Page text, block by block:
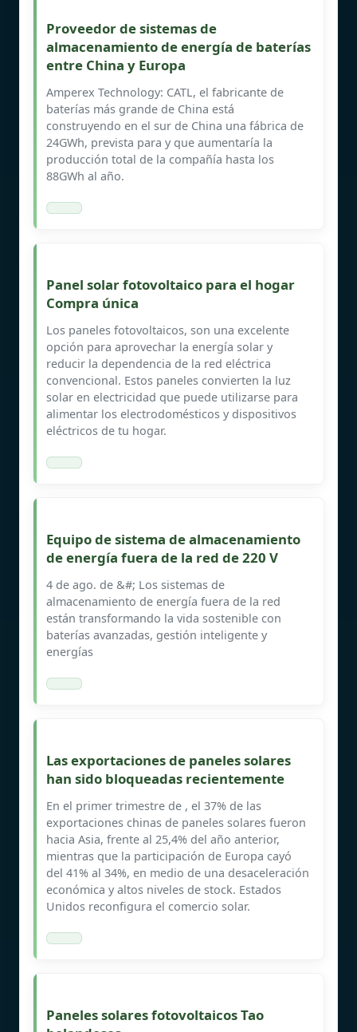
Proveedor de sistemas de
almacenamiento de energía de baterías
entre China y Europa
Amperex Technology: CATL, el fabricante de
baterías más grande de China está
construyendo en el sur de China una fábrica de
24GWh, prevista para y que aumentaría la
producción total de la compañía hasta los
88GWh al año.
Panel solar fotovoltaico para el hogar
Compra única
Los paneles fotovoltaicos, son una excelente
opción para aprovechar la energía solar y
reducir la dependencia de la red eléctrica
convencional. Estos paneles convierten la luz
solar en electricidad que puede utilizarse para
alimentar los electrodomésticos y dispositivos
eléctricos de tu hogar.
Equipo de sistema de almacenamiento
de energía fuera de la red de 220 V
4 de ago. de &#; Los sistemas de
almacenamiento de energía fuera de la red
están transformando la vida sostenible con
baterías avanzadas, gestión inteligente y
energías
Las exportaciones de paneles solares
han sido bloqueadas recientemente
En el primer trimestre de , el 37% de las
exportaciones chinas de paneles solares fueron
hacia Asia, frente al 25,4% del año anterior,
mientras que la participación de Europa cayó
del 41% al 34%, en medio de una desaceleración
económica y altos niveles de stock. Estados
Unidos reconfigura el comercio solar.
Paneles solares fotovoltaicos Tao